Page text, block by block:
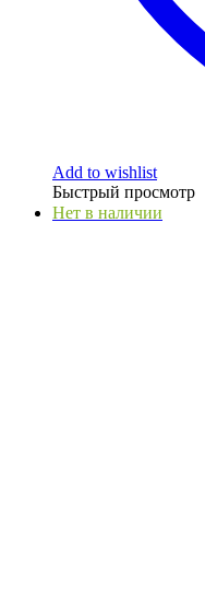
Add to wishlist
Быстрый просмотр
Нет в наличии